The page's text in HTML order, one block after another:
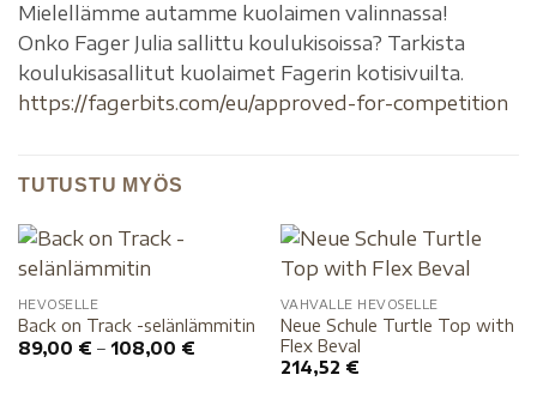
Mielellämme autamme kuolaimen valinnassa!
Onko Fager Julia sallittu koulukisoissa? Tarkista
koulukisasallitut kuolaimet Fagerin kotisivuilta.
https://fagerbits.com/eu/approved-for-competition
TUTUSTU MYÖS
HEVOSELLE
Back on Track -selänlämmitin
89,00 € – 108,00 €
VAHVALLE HEVOSELLE
Neue Schule Turtle Top with
Flex Beval
214,52 €